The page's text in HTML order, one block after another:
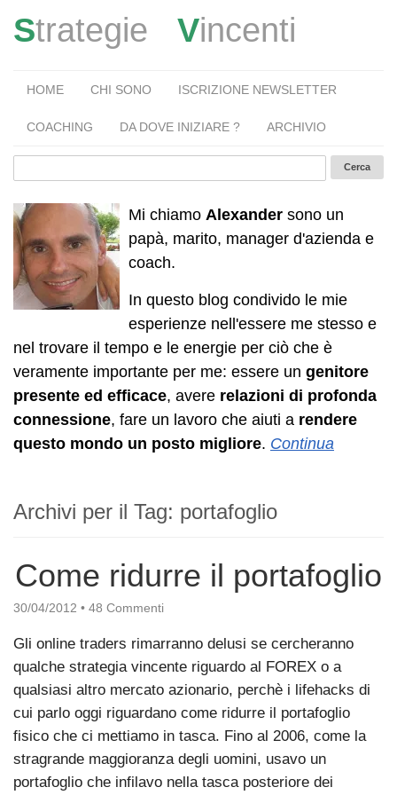
Strategie Vincenti
HOME CHI SONO ISCRIZIONE NEWSLETTER
COACHING DA DOVE INIZIARE ? ARCHIVIO
Mi chiamo Alexander sono un
papà, marito, manager d'azienda e
coach.
In questo blog condivido le mie
esperienze nell'essere me stesso e
nel trovare il tempo e le energie per ciò che è
veramente importante per me: essere un genitore
presente ed efficace, avere relazioni di profonda
connessione, fare un lavoro che aiuti a rendere
questo mondo un posto migliore. Continua
Archivi per il Tag: portafoglio
Come ridurre il portafoglio
30/04/2012 • 48 Commenti
Gli online traders rimarranno delusi se cercheranno
qualche strategia vincente riguardo al FOREX o a
qualsiasi altro mercato azionario, perchè i lifehacks di
cui parlo oggi riguardano come ridurre il portafoglio
fisico che ci mettiamo in tasca. Fino al 2006, come la
stragrande maggioranza degli uomini, usavo un
portafoglio che infilavo nella tasca posteriore dei